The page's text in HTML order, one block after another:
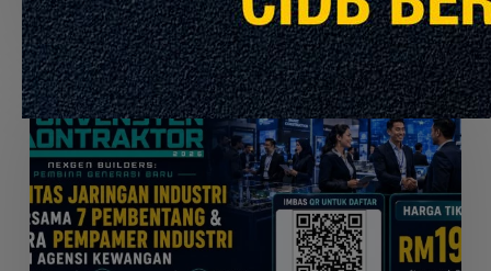
Seminar
Konvensyen
Kontraktor
2026